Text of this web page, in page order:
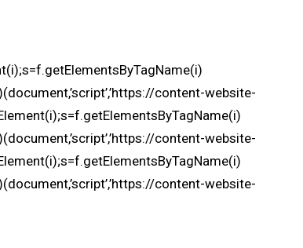
content-website-
content-website-
content-website-